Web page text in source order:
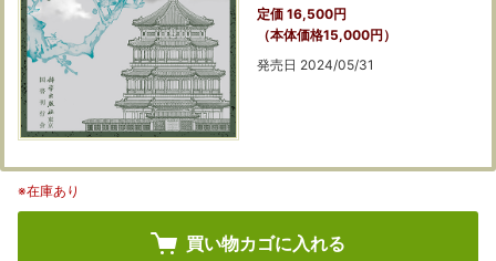
定価 16,500円
（本体価格15,000円）
発売日 2024/05/31
※在庫あり
買い物カゴに入れる